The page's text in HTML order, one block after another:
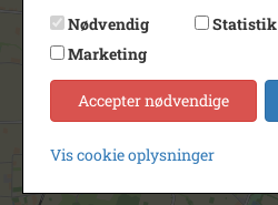
Nødvendig
Statistik
Marketing
Accepter nødvendige
Vis cookie oplysninger